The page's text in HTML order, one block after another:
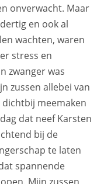
onverwacht. Maar
en ook al
wachten, waren
stress en
zwanger was
zussen allebei van
meemaken
dat neef Karsten
bij de
te laten
spannende